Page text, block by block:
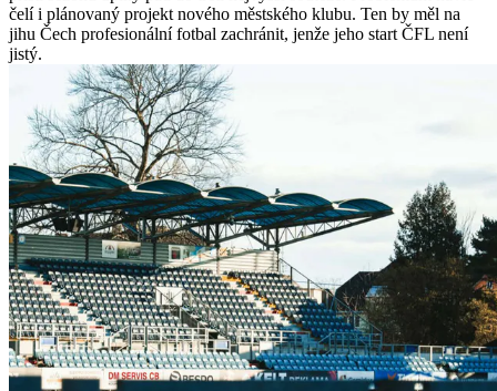
čelí i plánovaný projekt nového městského klubu. Ten by měl na
jihu Čech profesionální fotbal zachránit, jenže jeho start ČFL není
jistý.